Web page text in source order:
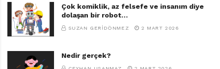
Çok komiklik, az felsefe ve insanım diye
dolaşan bir robot…
SUZAN GERIDÖNMEZ 2 MART 2026
Nedir gerçek?